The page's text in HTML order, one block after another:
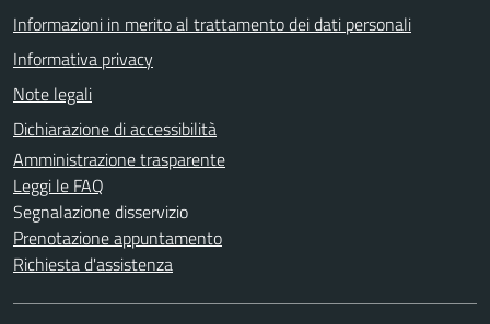
Informazioni in merito al trattamento dei dati personali
Informativa privacy
Note legali
Dichiarazione di accessibilità
Amministrazione trasparente
Leggi le FAQ
Segnalazione disservizio
Prenotazione appuntamento
Richiesta d'assistenza